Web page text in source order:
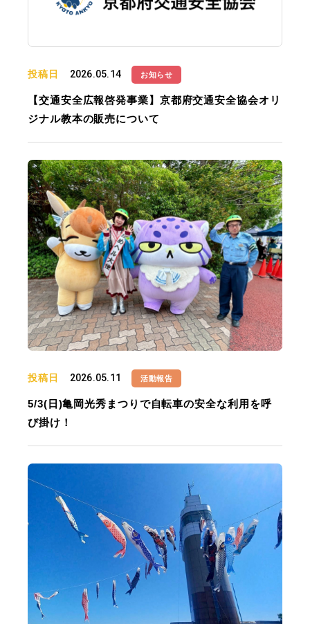
投稿日 2026.05.14 お知らせ
【交通安全広報啓発事業】京都府交通安全協会オリ
ジナル教本の販売について
投稿日 2026.05.11 活動報告
5/3(日)亀岡光秀まつりで自転車の安全な利用を呼
び掛け！